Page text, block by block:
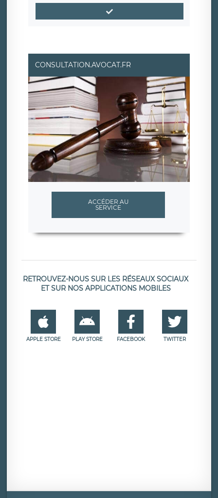
CONSULTATION.AVOCAT.FR
ACCÉDER AU
SERVICE
RETROUVEZ-NOUS SUR LES RÉSEAUX SOCIAUX
ET SUR NOS APPLICATIONS MOBILES
APPLE STORE PLAY STORE FACEBOOK TWITTER